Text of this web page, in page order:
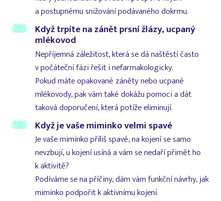
a postupnému snižování podávaného dokrmu.
Když trpíte na zánět prsní žlázy, ucpaný
mlékovod
Nepříjemná záležitost, která se dá naštěstí často
v počáteční fázi řešit i nefarmakologicky.
Pokud máte opakované záněty nebo ucpané
mlékovody, pak vám také dokážu pomoci a dát
taková doporučení, která potíže eliminují.
Když je vaše miminko velmi spavé
Je vaše miminko příliš spavé, na kojení se samo
nevzbují, u kojení usíná a vám se nedaří přimět ho
k aktivitě?
Podíváme se na příčiny, dám vám funkční návrhy, jak
miminko podpořit k aktivnímu kojení.